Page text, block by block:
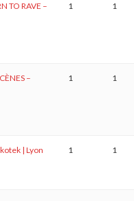
TO RAVE –
1 1
–
1 1
| Lyon 1 1